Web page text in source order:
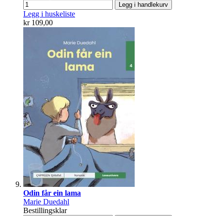
Legg i handlekurv
Legg i huskeliste
kr 109,00
Odin får ein lama
Marie Duedahl
Bestillingsklar